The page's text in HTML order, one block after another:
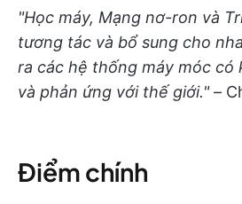
"Học máy, Mạng nơ-ron và
tương tác và bổ sung cho
ra các hệ thống máy móc có
và phản ứng với thế giới."–
Điểm chính